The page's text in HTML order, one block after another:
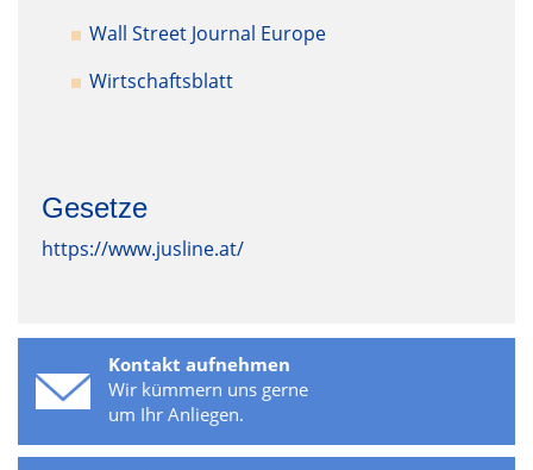
Wall Street Journal Europe
Wirtschaftsblatt
Gesetze
https://www.jusline.at/
Kontakt aufnehmen
Wir kümmern uns gerne
um Ihr Anliegen.